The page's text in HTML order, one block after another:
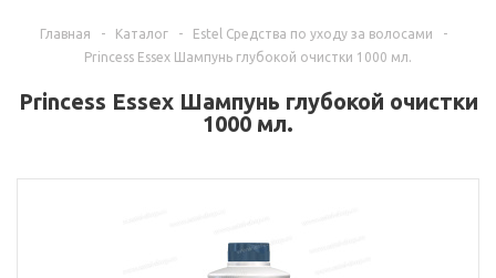
Главная - Каталог - Estel Средства по уходу за волосами
-
Princess Essex Шампунь глубокой очистки 1000 мл.
Princess Essex Шампунь глубокой очистки
1000 мл.